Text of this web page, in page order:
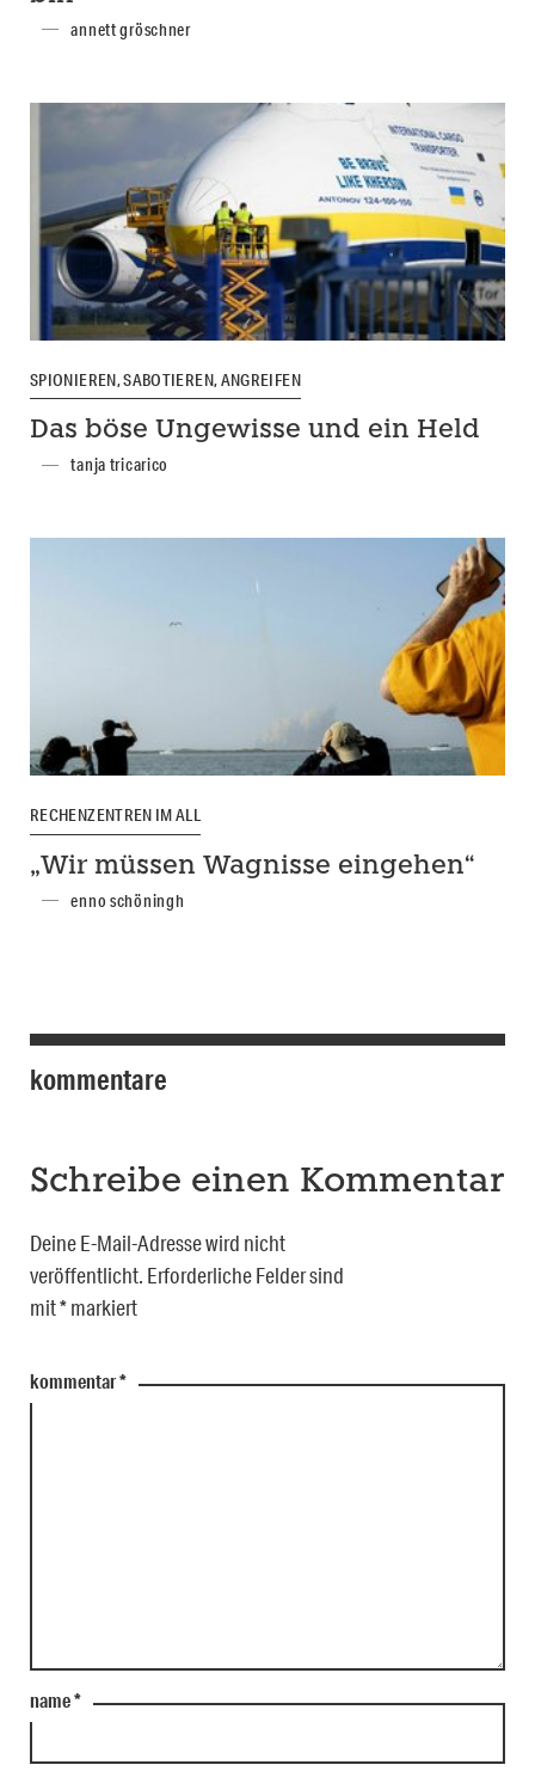
annett gröschner
SPIONIEREN, SABOTIEREN, ANGREIFEN
Das böse Ungewisse und ein Held
tanja tricarico
RECHENZENTREN IM ALL
„Wir müssen Wagnisse eingehen“
enno schöningh
kommentare
Schreibe einen Kommentar
Deine E-Mail-Adresse wird nicht
veröffentlicht. Erforderliche Felder sind
mit*markiert
kommentar*
name*